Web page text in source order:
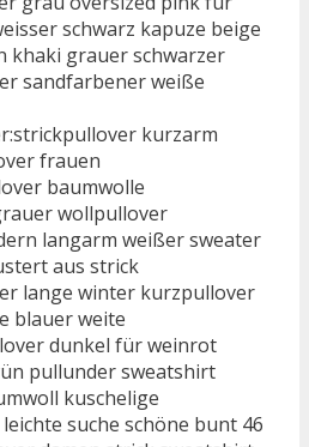
schwarz kapuze beige
khaki grauer schwarzer
sandfarbener weiße
kurzarm
frauen
baumwolle
wollpullover
langarm weißer sweater
aus strick
lange winter kurzpullover
blauer weite
dunkel für weinrot
pullunder sweatshirt
kuschelige
suche schöne bunt 46